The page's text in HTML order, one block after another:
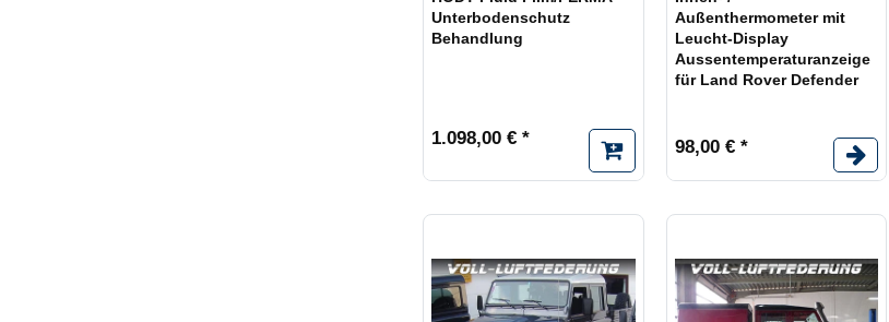
Unterbodenschutz
Behandlung
1.098,00 € *
Außenthermometer mit
Leucht-Display
Aussentemperaturanzeige
für Land Rover Defender
98,00 € *